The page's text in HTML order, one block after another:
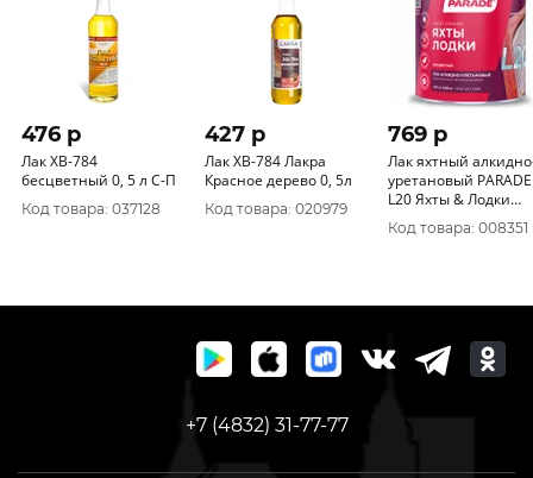
476 p
Лак ХВ-784
бесцветный 0, 5 л С-П
Код товара: 037128
427 p
Лак ХВ-784 Лакра
Красное дерево 0, 5л
Код товара: 020979
769 p
Лак яхтный
уретановый PARADE
L20 Яхты & Лодки
Глянцевый 0, 75л
Россия
Код товара: 008351
+7 (4832) 31-77-77